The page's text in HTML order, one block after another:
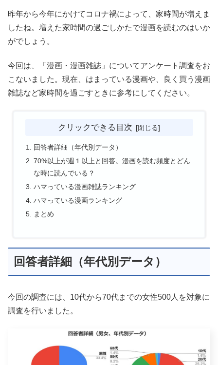
昨年から今年にかけてコロナ禍によって、家時間が増えま
したね。増えた家時間の過ごしかたで漫画を読むのはいか
がでしょう。
今回は、「漫画・漫画雑誌」についてアンケート調査をお
こないました。現在、はまっている漫画や、良く買う漫画
雑誌など家時間を過ごすときに参考にしてください。
クリックできる目次
回答者詳細（年代別データ）
70%以上が週１以上と回答。漫画を読む頻度とどん
な時に読んでいる？
ハマっている漫画雑誌ランキング
ハマっている漫画ランキング
まとめ
回答者詳細（年代別データ）
今回の調査には、10代から70代までの女性500人を対象に
調査を行いました。